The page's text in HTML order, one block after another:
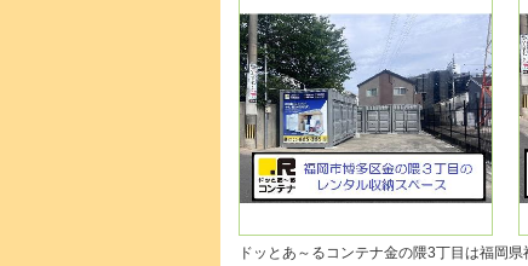
ドッとあ～るコンテナ金の隈3丁目は福岡